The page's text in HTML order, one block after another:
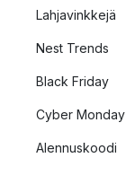
Lahjavinkkejä
Nest Trends
Black Friday
Cyber Monday
Alennuskoodi